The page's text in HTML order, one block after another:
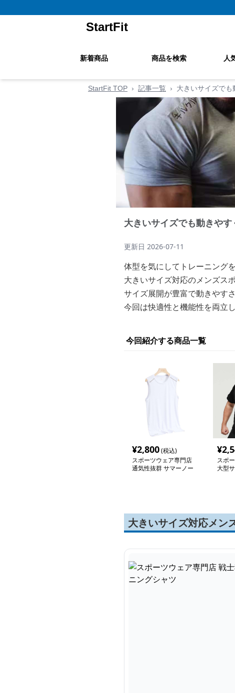
StartFit
新着商品 商品を検索 人
StartFit TOP › 記事一覧 › 大きいサイズで
大きいサイズでも動きや
更新日 2026-07-11
体型を気にしてトレーニング
大きいサイズ対応のメンズス
サイズ展開が豊富で動きやす
今回は快適性と機能性を両立
今回紹介する商品一覧
¥2,800(税込)
スポーツウェア専門店
通気性抜群 サマーノー
¥
スポ
大型
大きいサイズ対応メン